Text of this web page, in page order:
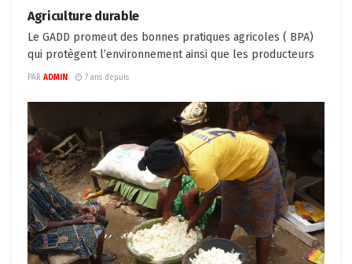
Agriculture durable
Le GADD promeut des bonnes pratiques agricoles ( BPA)
qui protègent l’environnement ainsi que les producteurs
PAR ADMIN 7 ans depuis